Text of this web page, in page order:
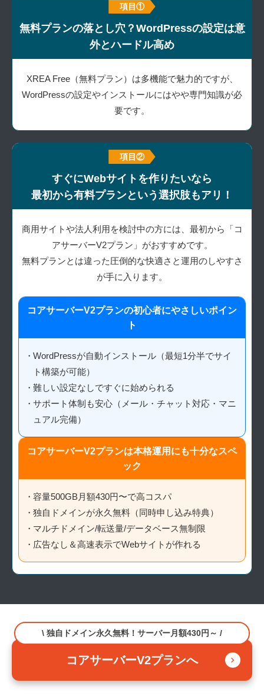
項目①
無料プランの落とし穴？ WordPressの設定は意
外とハードル高め
XREA Free（無料プラン）は多機能で魅力的ですが、
WordPressの設定やインストールにはやや専門知識が必
要です。
項目②
すぐにWebサイトを作りたいなら
最初から有料プランという選択肢もアリ！
商用サイトや法人利用を検討中の方には、最初から「コ
アサーバーV2プラン」がおすすめです。
無料プランとは違った圧倒的な快適さと運用のしやすさ
が手に入ります。
コアサーバーV2プランの初心者にやさしいポイン
ト
WordPressが自動インストール（最短1分半でサイ
ト構築が可能）
難しい設定なしですぐに始められる
サポート体制も安心（メール・チャット対応・マニ
ュアル完備）
コアサーバーV2プランは本格運用にも十分なスペ
ック
容量500GB月額430円〜で高コスパ
独自ドメインが永久無料（同時申し込み特典）
マルチドメイン/転送量/データベース無制限
広告なし＆高速表示でWebサイトが作れる
\ 独自ドメイン永久無料！サーバー月額430円～ /
コアサーバーV2プランへ